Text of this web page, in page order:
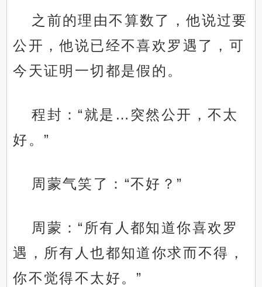
之前的理由不算数了，他说过要
公开，他说已经不喜欢罗遇了，可
今天证明一切都是假的。
程封：“就是…突然公开，不太
好。”
周蒙气笑了：“不好？”
周蒙：“所有人都知道你喜欢罗
遇，所有人也都知道你求而不得，
你不觉得不太好。”